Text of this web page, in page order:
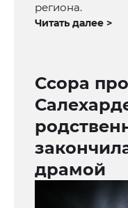
региона.
Читать далее >
Ссора
драмой